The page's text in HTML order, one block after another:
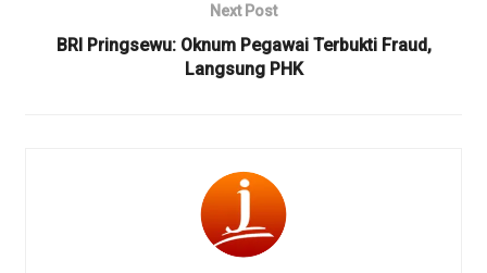
Next Post
BRI Pringsewu: Oknum Pegawai Terbukti Fraud,
Langsung PHK